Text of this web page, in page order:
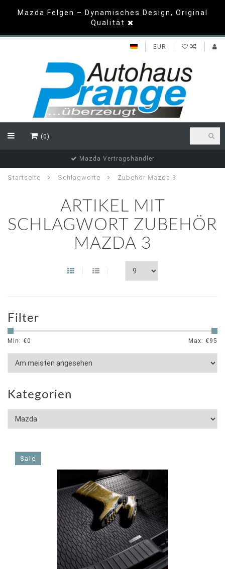
Mazda Felgen – Dynamisches Design, Original
Qualität
EUR
(0)
Mazda Vertragshändler
Startseite Schlagworte Zubehör Mazda 3
ARTIKEL MIT
SCHLAGWORT ZUBEHÖR
MAZDA 3
Filter
Min: €0 Max: €95
Kategorien
Sale